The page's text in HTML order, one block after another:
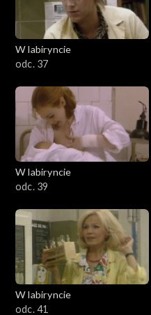
W labiryncie
odc. 37
W labiryncie
odc. 39
W labiryncie
odc. 41